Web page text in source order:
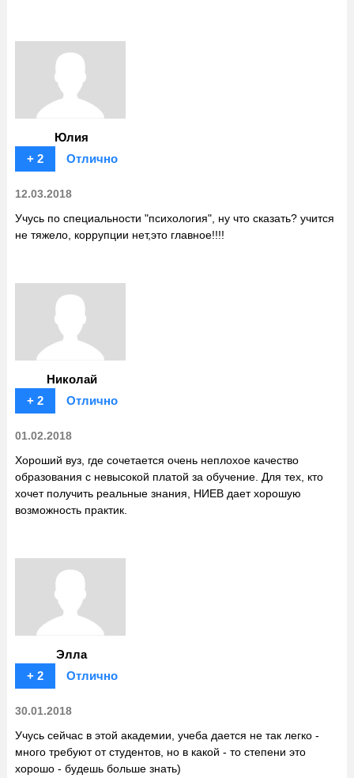
Юлия
+ 2
Отлично
12.03.2018
Учусь по специальности "психология", ну что сказать? учится
не тяжело, коррупции нет,это главное!!!!
Николай
+ 2
Отлично
01.02.2018
Хороший вуз, где сочетается очень неплохое качество
образования с невысокой платой за обучение. Для тех, кто
хочет получить реальные знания, НИЕВ дает хорошую
возможность практик.
Элла
+ 2
Отлично
30.01.2018
Учусь сейчас в этой академии, учеба дается не так легко -
много требуют от студентов, но в какой - то степени это
хорошо - будешь больше знать)